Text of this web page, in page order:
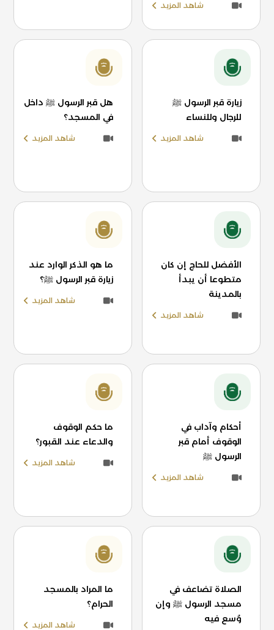
شاهد المزيد
زيارة قبر الرسول ﷺ
للرجال وللنساء
شاهد المزيد
هل قبر الرسول ﷺ داخل
في المسجد؟
شاهد المزيد
الأفضل للحاج إن كان
متطوعا أن يبدأ
بالمدينة
شاهد المزيد
ما هو الذكر الوارد عند
زيارة قبر الرسول ﷺ؟
شاهد المزيد
أحكام وآداب في
الوقوف أمام قبر
الرسول ﷺ
شاهد المزيد
ما حكم الوقوف
والدعاء عند القبور؟
شاهد المزيد
الصلاة تضاعف في
مسجد الرسول ﷺ وإن
وُسع فيه
ما المراد بالمسجد
الحرام؟
شاهد المزيد